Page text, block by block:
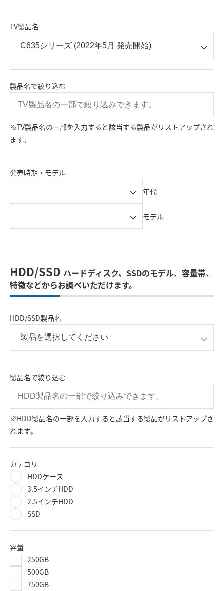
TV製品名
製品名で絞り込む
※TV製品名の一部を入力すると該当する製品がリストアップされ
ます。
発売時期・モデル
年代
モデル
HDD/SSD ハードディスク、SSDのモデル、容量帯、
特徴などからお調べいただけます。
HDD/SSD製品名
製品名で絞り込む
※HDD製品名の一部を入力すると該当する製品がリストアップさ
れます。
カテゴリ
HDDケース
3.5インチHDD
2.5インチHDD
SSD
容量
250GB
500GB
750GB